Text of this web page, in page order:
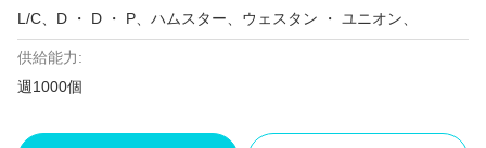
L/C、D ・ D ・ P、ハムスター、ウェスタン ・ ユニオン、
供給能力:
週1000個